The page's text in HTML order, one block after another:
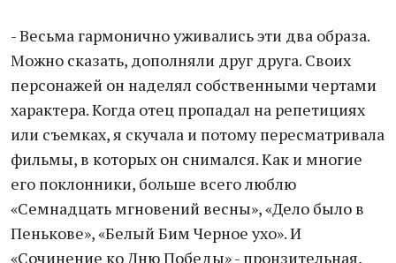
- Весьма гармонично уживались эти два образа.
Можно сказать, дополняли друг друга. Своих
персонажей он наделял собственными чертами
характера. Когда отец пропадал на репетициях
или съемках, я скучала и потому пересматривала
фильмы, в которых он снимался. Как и многие
его поклонники, больше всего люблю
«Семнадцать мгновений весны», «Дело было в
Пенькове», «Белый Бим Черное ухо». И
«Сочинение ко Дню Победы» - пронзительная,